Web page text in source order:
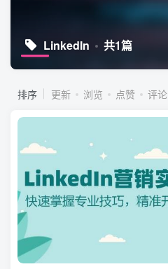
LinkedIn 共1篇
排序 更新 浏览 点赞 评论